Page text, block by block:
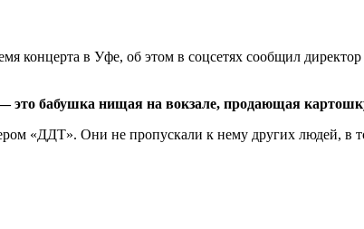
в Уфе, об этом в соцсетях сообщил директор
это бабушка нищая на вокзале, продающая
«ДДТ». Они не пропускали к нему других людей, в